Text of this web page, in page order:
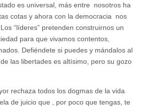
es universal, más entre nosotros ha
cotas y ahora con la democracia nos
“líderes” pretenden construirnos un
para que vivamos contentos,
Defiéndete si puedes y mándalos al
las libertades es altísimo, pero su gozo
rechaza todos los dogmas de la vida
de juicio que , por poco que tengas, te